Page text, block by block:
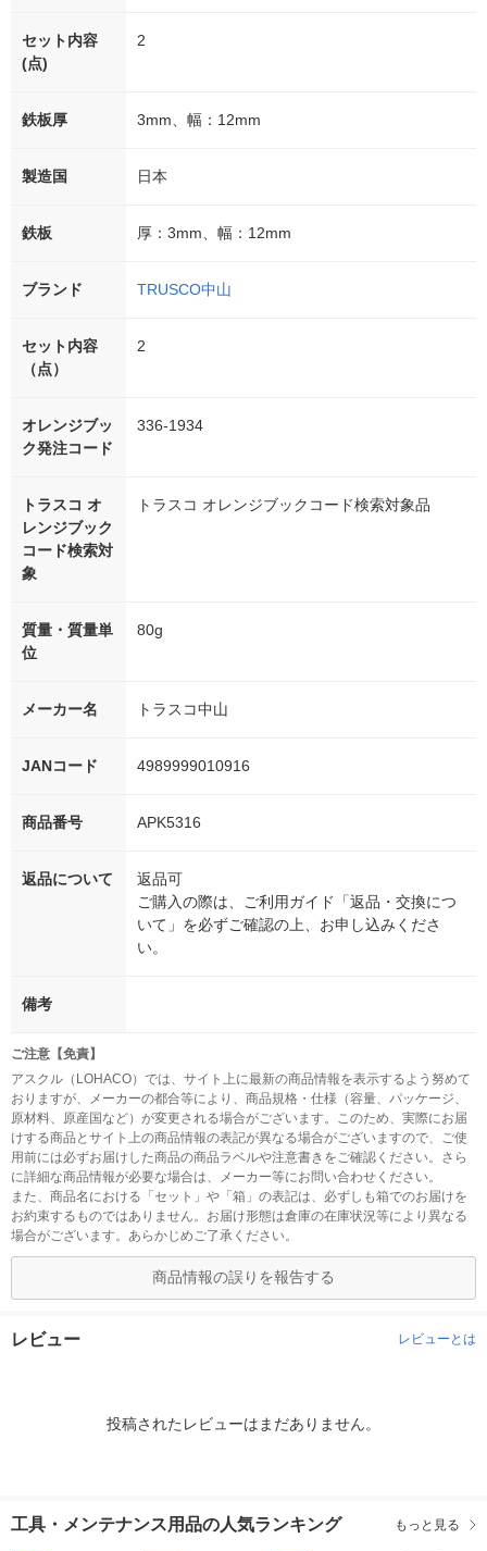
セット内容
(点)
2
鉄板厚 3mm、幅：12mm
製造国 日本
鉄板 厚：3mm、幅：12mm
ブランド TRUSCO中山
セット内容
（点）
2
オレンジブッ
ク発注コード
336-1934
トラスコ オ
レンジブック
コード検索対
象
トラスコ オレンジブックコード検索対象品
質量・質量単
位
80g
メーカー名 トラスコ中山
JANコード 4989999010916
商品番号 APK5316
返品について
返品可
ご購入の際は、ご利用ガイド「返品・交換につ
いて」を必ずご確認の上、お申し込みくださ
い。
備考
ご注意【免責】
アスクル（LOHACO）では、サイト上に最新の商品情報を表示するよう努めて
おりますが、メーカーの都合等により、商品規格・仕様（容量、パッケージ、
原材料、原産国など）が変更される場合がございます。このため、実際にお届
けする商品とサイト上の商品情報の表記が異なる場合がございますので、ご使
用前には必ずお届けした商品の商品ラベルや注意書きをご確認ください。さら
に詳細な商品情報が必要な場合は、メーカー等にお問い合わせください。
また、商品名における「セット」や「箱」の表記は、必ずしも箱でのお届けを
お約束するものではありません。お届け形態は倉庫の在庫状況等により異なる
場合がございます。あらかじめご了承ください。
商品情報の誤りを報告する
レビュー レビューとは
投稿されたレビューはまだありません。
工具・メンテナンス用品の人気ランキング もっと見る